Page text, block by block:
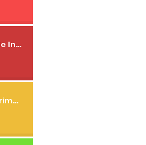
Kaede (2025) - Subtitle Indonesia
Mou Ichido Fufu ni Narimasu ka? (2026) - 01 Subtitle Indonesia